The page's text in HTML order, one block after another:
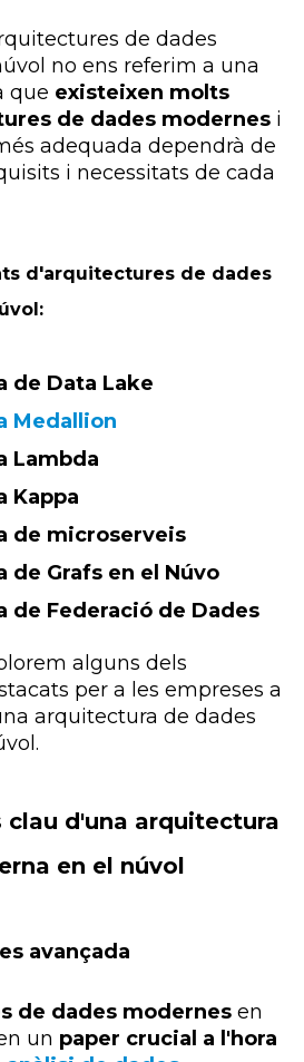
de dades
no ens referim a una
que existeixen molts
de dades modernes i
adequada dependrà de
i necessitats de cada
d'arquitectures de dades
de Data Lake
Medallion
Lambda
Kappa
de microserveis
de Grafs en el Núvo
de Federació de Dades
alguns dels
per a les empreses a
arquitectura de dades
clau d'una arquitectura
en el núvol
avançada
de dades modernes en
un paper crucial a l'hora